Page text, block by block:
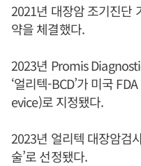
2021년 대장암 조기진단
약을 체결했다.
2023년 Promis
‘얼리텍-BCD’가 미국
evice)로 지정됐다.
2023년 얼리텍 대장암검
술’로 선정됐다.